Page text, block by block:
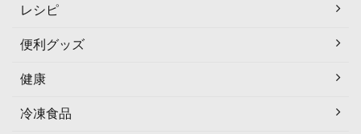
レシピ
便利グッズ
健康
冷凍食品